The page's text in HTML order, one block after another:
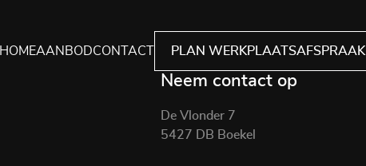
HOMEAANBODCONTACT PLAN WERKPLAATSAFSPRAAK
Neem contact op
De Vlonder 7
5427 DB Boekel